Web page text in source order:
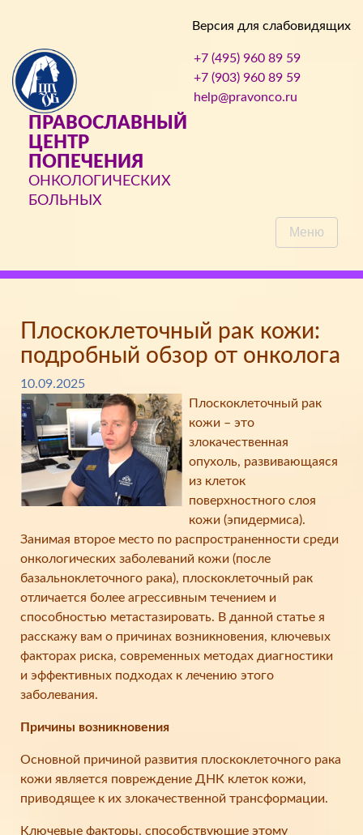
Версия для слабовидящих
ПРАВОСЛАВНЫЙ
ЦЕНТР
ПОПЕЧЕНИЯ
ОНКОЛОГИЧЕСКИХ
БОЛЬНЫХ
+7 (495) 960 89 59
+7 (903) 960 89 59
help@pravonco.ru
Меню
Плоскоклеточный рак кожи:
подробный обзор от онколога
10.09.2025
Плоскоклеточный рак
кожи – это
злокачественная
опухоль, развивающаяся
из клеток
поверхностного слоя
кожи (эпидермиса).
Занимая второе место по распространенности среди
онкологических заболеваний кожи (после
базальноклеточного рака), плоскоклеточный рак
отличается более агрессивным течением и
способностью метастазировать. В данной статье я
расскажу вам о причинах возникновения, ключевых
факторах риска, современных методах диагностики
и эффективных подходах к лечению этого
заболевания.
Причины возникновения
Основной причиной развития плоскоклеточного рака
кожи является повреждение ДНК клеток кожи,
приводящее к их злокачественной трансформации.
Ключевые факторы, способствующие этому